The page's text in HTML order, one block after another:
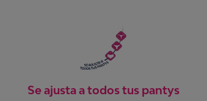
Se ajusta a todos tus pantys